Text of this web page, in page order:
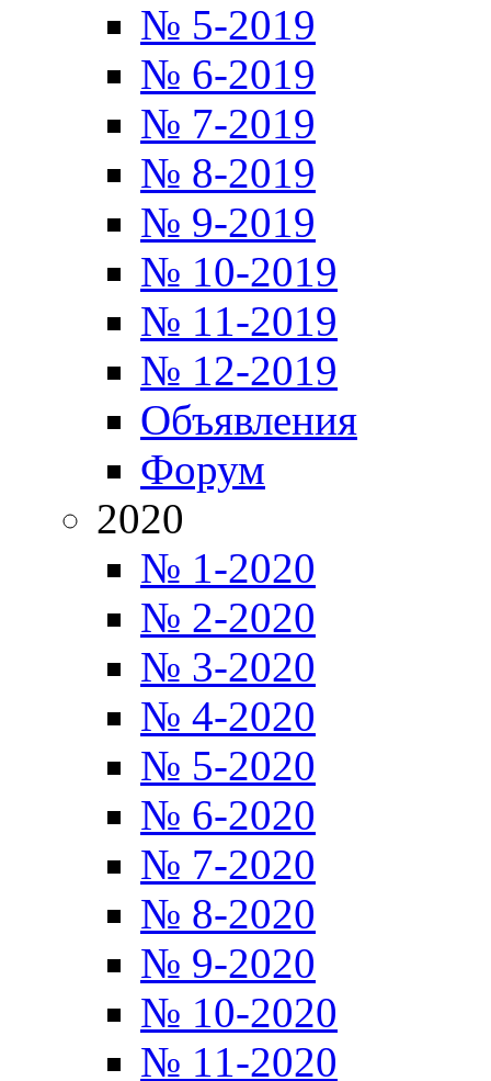
№ 5-2019
№ 6-2019
№ 7-2019
№ 8-2019
№ 9-2019
№ 10-2019
№ 11-2019
№ 12-2019
Объявления
Форум
2020
№ 1-2020
№ 2-2020
№ 3-2020
№ 4-2020
№ 5-2020
№ 6-2020
№ 7-2020
№ 8-2020
№ 9-2020
№ 10-2020
№ 11-2020